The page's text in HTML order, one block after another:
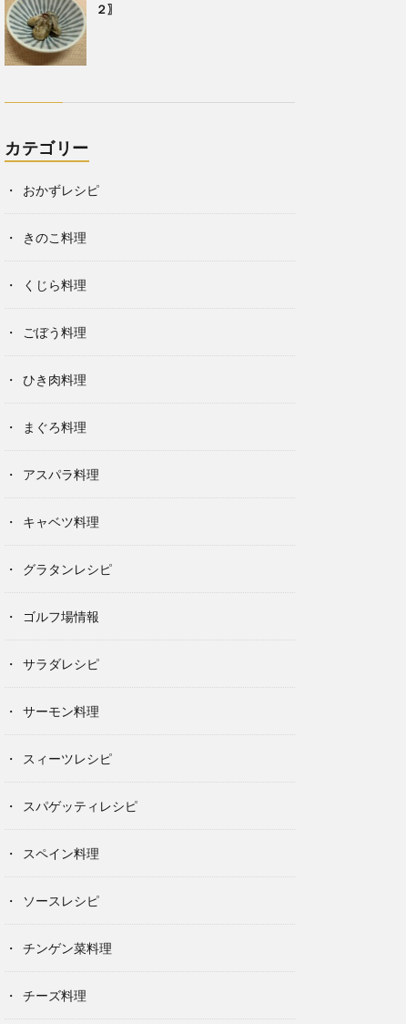
２〗
カテゴリー
おかずレシピ
きのこ料理
くじら料理
ごぼう料理
ひき肉料理
まぐろ料理
アスパラ料理
キャベツ料理
グラタンレシピ
ゴルフ場情報
サラダレシピ
サーモン料理
スィーツレシピ
スパゲッティレシピ
スペイン料理
ソースレシピ
チンゲン菜料理
チーズ料理